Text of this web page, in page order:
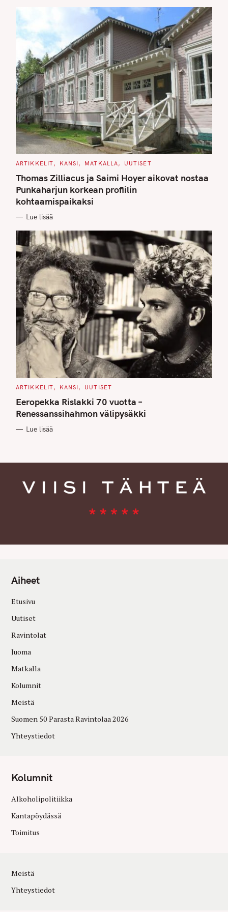
C
T
E
G
O
R
I
S
ARTIKKELIT KANSI MATKALLA UUTISET
Thomas Zilliacus ja Saimi Hoyer aikovat nostaa
Punkaharjun korkean profiilin
kohtaamispaikaksi
Lue lisää
C
T
E
G
O
I
ARTIKKELIT KANSI UUTISET
Eeropekka Rislakki 70 vuotta –
Renessanssihahmon välipysäkki
Lue lisää
Aiheet
Etusivu
Uutiset
Ravintolat
Juoma
Matkalla
Kolumnit
Meistä
Suomen 50 Parasta Ravintolaa 2026
Yhteystiedot
Kolumnit
Alkoholipolitiikka
Kantapöydässä
Toimitus
Meistä
Yhteystiedot